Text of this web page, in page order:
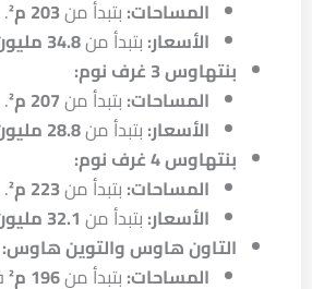
المساحات: بتبدأ من203 م²
.
الأسعار: بتبدأ من34.8 مليون جنيه
بنتهاوس 3 غرف نوم:
المساحات: بتبدأ من207 م²
.
الأسعار: بتبدأ من28.8 مليون جنيه
بنتهاوس 4 غرف نوم:
المساحات: بتبدأ من223 م²
.
الأسعار: بتبدأ من 32.1 مليون جنيه
التاون هاوس والتوين هاوس:
المساحات: بتبدأ من196 م²